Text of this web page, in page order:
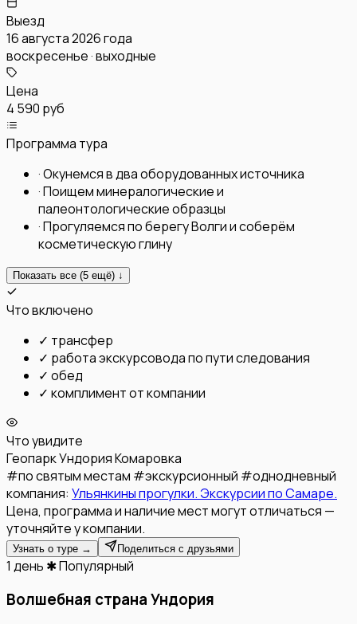
Выезд
16 августа 2026 года
воскресенье · выходные
Цена
4 590 руб
Программа тура
·Окунемся в два оборудованных источника
·Поищем минералогические и
палеонтологические образцы
·Прогуляемся по берегу Волги и соберём
косметическую глину
Показать все (5 ещё) ↓
Что включено
✓ трансфер
✓ работа экскурсовода по пути следования
✓ обед
✓ комплимент от компании
Что увидите
Геопарк УндорияКомаровка
#по святым местам #экскурсионный #однодневный
компания: Ульянкины прогулки. Экскурсии по Самаре.
Цена, программа и наличие мест могут отличаться —
уточняйте у компании.
Узнать о туре → Поделиться с друзьями
1 день ✱ Популярный
Волшебная страна Ундория